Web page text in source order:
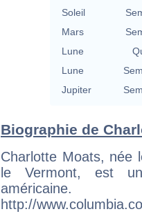
Soleil
Mars
Lune
Lune
Jupiter
Biographie de
Charlotte Moats, née
le Vermont, est
http://